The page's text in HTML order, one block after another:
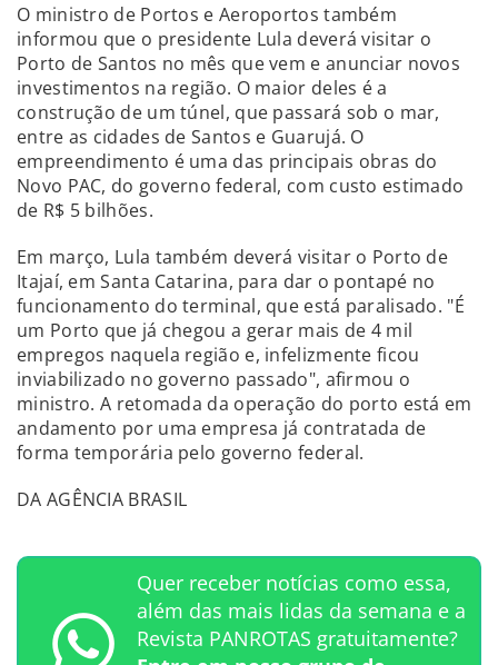
O ministro de Portos e Aeroportos também
informou que o presidente Lula deverá visitar o
Porto de Santos no mês que vem e anunciar novos
investimentos na região. O maior deles é a
construção de um túnel, que passará sob o mar,
entre as cidades de Santos e Guarujá. O
empreendimento é uma das principais obras do
Novo PAC, do governo federal, com custo estimado
de R$ 5 bilhões.
Em março, Lula também deverá visitar o Porto de
Itajaí, em Santa Catarina, para dar o pontapé no
funcionamento do terminal, que está paralisado. "É
um Porto que já chegou a gerar mais de 4 mil
empregos naquela região e, infelizmente ficou
inviabilizado no governo passado", afirmou o
ministro. A retomada da operação do porto está em
andamento por uma empresa já contratada de
forma temporária pelo governo federal.
DA AGÊNCIA BRASIL
Quer receber notícias como essa,
além das mais lidas da semana e a
Revista PANROTAS gratuitamente?